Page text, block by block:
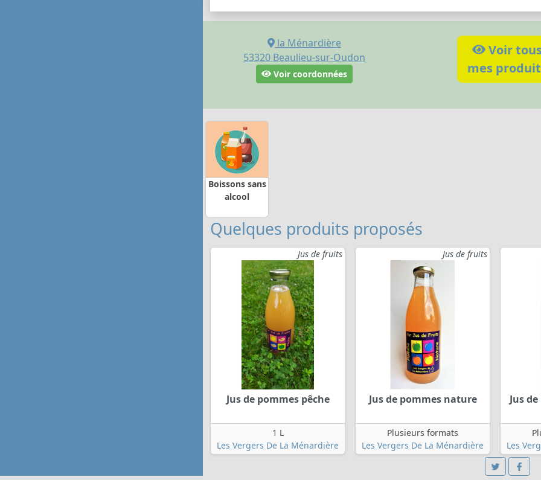
la Ménardière
53320 Beaulieu-sur-Oudon
Voir coordonnées
Voir
mes
Boissons sans
alcool
Quelques produits proposés
Jus de fruits
Jus de pommes pêche
1 L
Les Vergers De La Ménardière
Jus de fruits
Jus de pommes nature
Plusieurs formats
Les Vergers De La Ménardière
Jus
Les